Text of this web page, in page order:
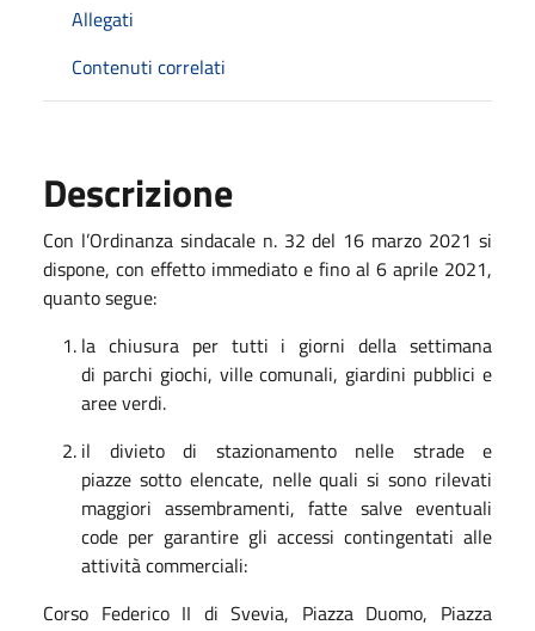
Allegati
Contenuti correlati
Descrizione
Con l’Ordinanza sindacale n. 32 del 16 marzo 2021 si
dispone, con effetto immediato e fino al 6 aprile 2021,
quanto segue:
la chiusura per tutti i giorni della settimana
di parchi giochi, ville comunali, giardini pubblici e
aree verdi.
il divieto di stazionamento nelle strade e
piazze sotto elencate, nelle quali si sono rilevati
maggiori assembramenti, fatte salve eventuali
code per garantire gli accessi contingentati alle
attività commerciali:
Corso Federico II di Svevia, Piazza Duomo, Piazza